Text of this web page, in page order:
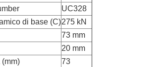
UC328
di base (C)275 kN
73 mm
20 mm
(mm)
73